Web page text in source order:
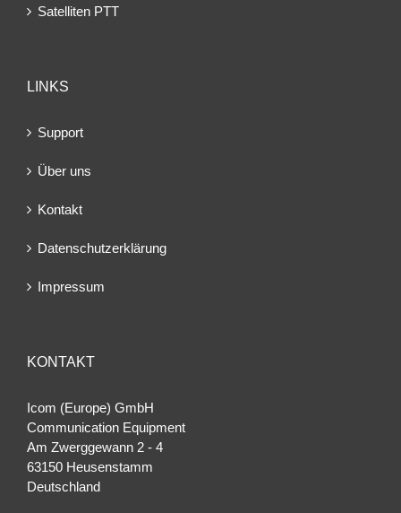
Satelliten PTT
LINKS
Support
Über uns
Kontakt
Datenschutzerklärung
Impressum
KONTAKT
Icom (Europe) GmbH
Communication Equipment
Am Zwerggewann 2 ‐ 4
63150 Heusenstamm
Deutschland